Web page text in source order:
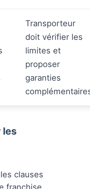
Transporteur
doit vérifier les
limites et
proposer
garanties
les
clauses
franchise.